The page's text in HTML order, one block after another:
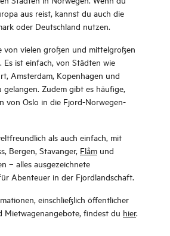
aus reist, kannst du auch die
oder Deutschland nutzen.
von vielen großen und mittelgroßen
Es ist einfach, von Städten wie
Amsterdam, Kopenhagen und
Zudem gibt es häufige,
von Oslo in die Fjord-Norwegen-
als auch einfach, mit
Bergen, Stavanger, Flåm und
– alles ausgezeichnete
Abenteuer in der Fjordlandschaft.
einschließlich öffentlicher
Mietwagenangebote, findest du hier.